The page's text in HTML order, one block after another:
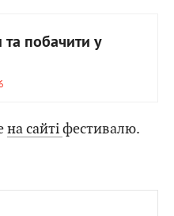
побачити у
на сайтіфестивалю.